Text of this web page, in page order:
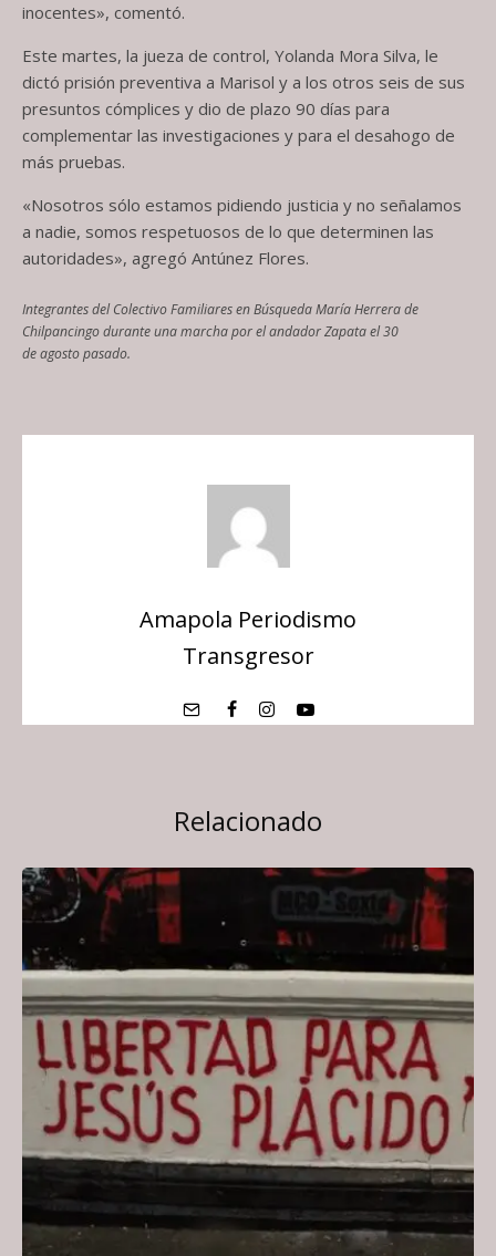
inocentes», comentó.
Este martes, la jueza de control, Yolanda Mora Silva, le
dictó prisión preventiva a Marisol y a los otros seis de sus
presuntos cómplices y dio de plazo 90 días para
complementar las investigaciones y para el desahogo de
más pruebas.
«Nosotros sólo estamos pidiendo justicia y no señalamos
a nadie, somos respetuosos de lo que determinen las
autoridades», agregó Antúnez Flores.
Integrantes del Colectivo Familiares en Búsqueda María Herrera de
Chilpancingo durante una marcha por el andador Zapata el 30
de agosto pasado.
Amapola Periodismo
Transgresor
Relacionado